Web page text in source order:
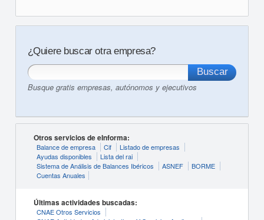
¿Quiere buscar otra empresa?
Busque gratis empresas, autónomos y ejecutivos
Otros servicios de eInforma:
Balance de empresa Cif
Listado de empresas
Ayudas disponibles
Lista del rai
Sistema de Análisis de Balances Ibéricos
ASNEF
BORME
Cuentas Anuales
Últimas actividades buscadas:
CNAE Otros Servicios